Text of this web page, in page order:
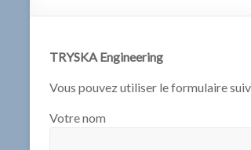
sous
piping,
tuyauterie
TRYSKA Engineering
Vous pouvez utiliser le formulaire
Votre nom